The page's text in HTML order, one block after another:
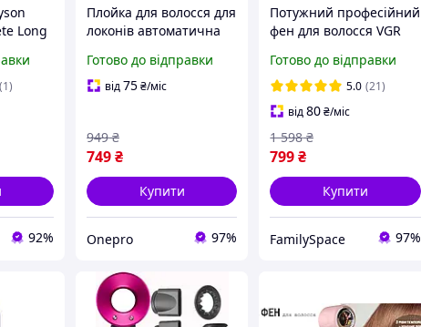
Long
(1)
92%
Плойка для волосся для
локонів автоматична
регулюванням
температури з
Готово до відправки
від75₴/міс
749₴
949 ₴
Купити
Onepro 97%
Потужний професійний
фен для волосся VGR
повітря та
концентратором
Класичний якісний для
сушіння і укладки
Готово до відправки
5.0 (21)
від80₴/міс
799₴
1 598 ₴
Купити
FamilySpace 97%